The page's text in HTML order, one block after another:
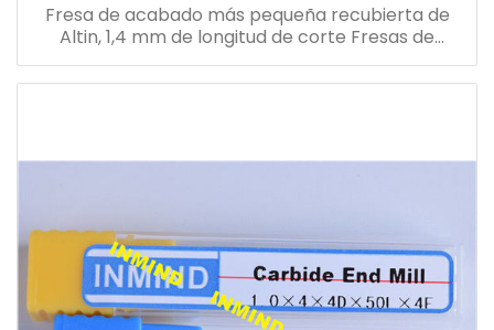
Fresa de acabado más pequeña recubierta de
Altin, 1,4 mm de longitud de corte Fresas de